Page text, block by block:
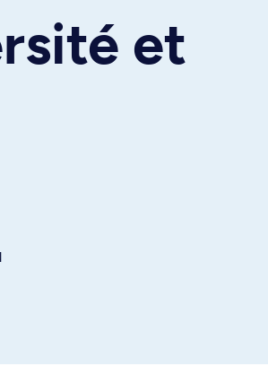
et